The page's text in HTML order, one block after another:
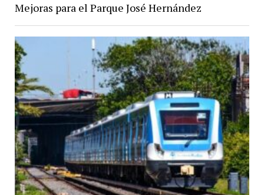
Mejoras para el Parque José Hernández